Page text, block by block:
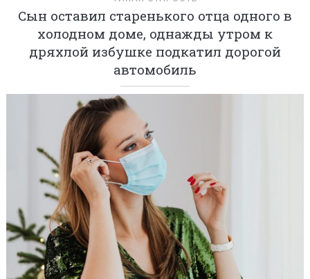
Сын оставил старенького отца одного в
холодном доме, однажды утром к
дряхлой избушке подкатил дорогой
автомобиль